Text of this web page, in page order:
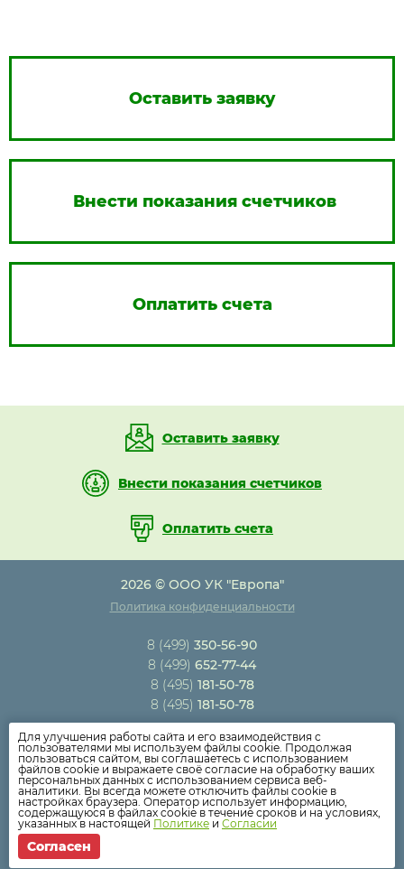
Оставить заявку
Внести показания счетчиков
Оплатить счета
Оставить заявку
Внести показания счетчиков
Оплатить счета
2026 © ООО УК "Европа"
Политика конфиденциальности
8 (499) 350-56-90
8 (499) 652-77-44
8 (495) 181-50-78
8 (495) 181-50-78
Новости компании
Как оплатить
Дома
Раскрытие информации
Вопросы
Для улучшения работы сайта и его взаимодействия с
пользователями мы используем файлы cookie. Продолжая
пользоваться сайтом, вы соглашаетесь с использованием
файлов cookie и выражаете своё согласие на обработку ваших
персональных данных с использованием сервиса веб-
аналитики. Вы всегда можете отключить файлы cookie в
настройках браузера. Оператор использует информацию,
содержащуюся в файлах cookie в течение сроков и на условиях,
указанных в настоящей Политике и Согласии
Согласен